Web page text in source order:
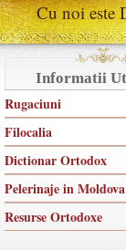
Cu noi este
Informatii
Rugaciuni
Filocalia
Dictionar Ortodox
Pelerinaje in Moldova
Resurse Ortodoxe